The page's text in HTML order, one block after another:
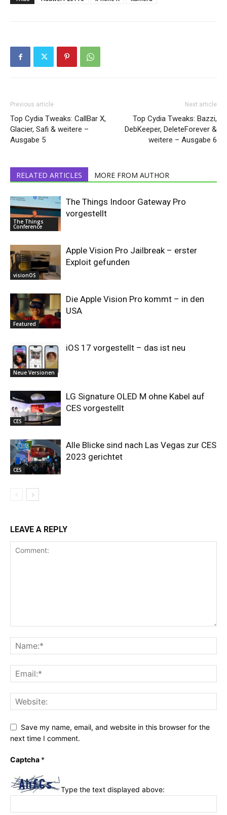
Previous article
Top Cydia Tweaks: CallBar X,
Glacier, Safi & weitere –
Ausgabe 5
Next article
Top Cydia Tweaks: Bazzi,
DebKeeper, DeleteForever &
weitere – Ausgabe 6
RELATED ARTICLES MORE FROM AUTHOR
The Things
Conference
The Things Indoor Gateway Pro
vorgestellt
visionOS
Apple Vision Pro Jailbreak – erster
Exploit gefunden
Featured
Die Apple Vision Pro kommt – in den
USA
Neue Versionen
iOS 17 vorgestellt – das ist neu
CES
LG Signature OLED M ohne Kabel auf
CES vorgestellt
CES
Alle Blicke sind nach Las Vegas zur CES
2023 gerichtet
LEAVE A REPLY
Save my name, email, and website in this browser for the
next time I comment.
Captcha *
Type the text displayed above: